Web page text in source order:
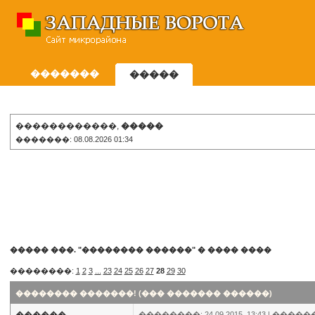
������� �����
������������, �����
�������: 08.08.2026 01:34
����� ���. "�������� ������"� ���� ����
��������: 1 2 3 23 24 25 26 27 28 29 30
�������� �������! (��� ������� ������)